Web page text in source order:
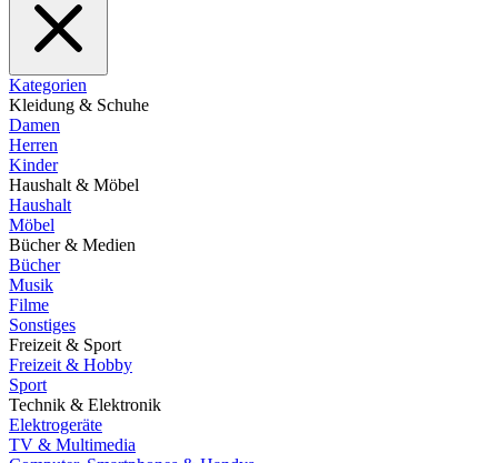
Kategorien
Kleidung & Schuhe
Damen
Herren
Kinder
Haushalt & Möbel
Haushalt
Möbel
Bücher & Medien
Bücher
Musik
Filme
Sonstiges
Freizeit & Sport
Freizeit & Hobby
Sport
Technik & Elektronik
Elektrogeräte
TV & Multimedia